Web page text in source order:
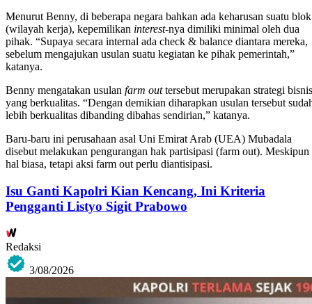
Menurut Benny, di beberapa negara bahkan ada keharusan suatu blok
(wilayah kerja), kepemilikan interest-nya dimiliki minimal oleh dua
pihak. “Supaya secara internal ada check & balance diantara mereka,
sebelum mengajukan usulan suatu kegiatan ke pihak pemerintah,”
katanya.
Benny mengatakan usulan farm outtersebut merupakan strategi bisnis
yang berkualitas. “Dengan demikian diharapkan usulan tersebut
lebih berkualitas dibanding dibahas sendirian,” katanya.
Baru-baru ini perusahaan asal Uni Emirat Arab (UEA) Mubadala
disebut melakukan pengurangan hak partisipasi (farm out). Meskipun
hal biasa, tetapi aksi farm out perlu diantisipasi.
Isu Ganti Kapolri Kian Kencang, Ini Kriteria
Pengganti Listyo Sigit Prabowo
Redaksi
3/08/2026